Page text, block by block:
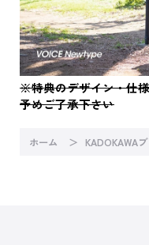
※特典のデザイン・仕
予めご了承下さい
ホーム KADOKAWA